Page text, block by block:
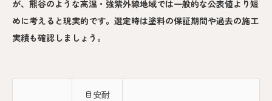
が、熊谷のような高温・強紫外線地域では一般的な公表値より短
めに考えると現実的です。選定時は塗料の保証期間や過去の施工
実績も確認しましょう。
目安耐